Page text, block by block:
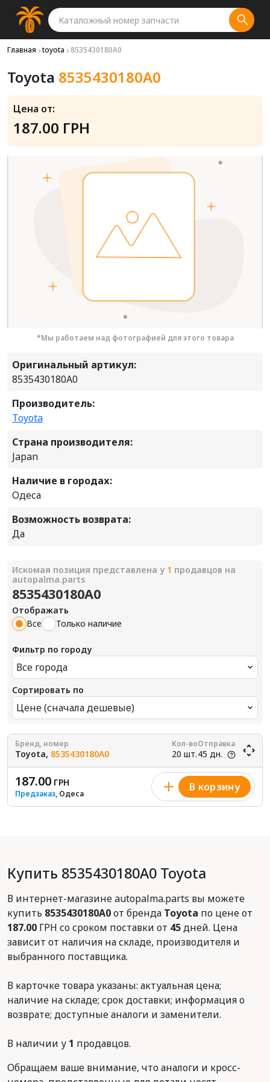
Главная toyota 8535430180A0
Toyota 8535430180A0
Цена от:
187.00 ГРН
*Мы работаем над фотографией для этого товара
Оригинальный артикул:
8535430180A0
Производитель:
Toyota
Страна производителя:
Japan
Наличие в городах:
Одеса
Возможность возврата:
Да
Искомая позиция представлена у 1 продавцов на
autopalma.parts
8535430180A0
Отображать
Все
Только наличие
Фильтр по городу
Все города
Сортировать по
Цене (сначала дешевые)
Бренд, номер
Toyota, 8535430180A0
Кол-во
20 шт.
Отправка
45 дн.
187.00 ГРН
Предзаказ, Одеса
В корзину
Купить 8535430180A0 Toyota
В интернет-магазине autopalma.parts вы можете
купить 8535430180A0от бренда Toyota по цене от
187.00 ГРН со сроком поставки от 45дней. Цена
зависит от наличия на складе, производителя и
выбранного поставщика.
В карточке товара указаны: актуальная цена;
наличие на складе; срок доставки; информация о
возврате; доступные аналоги и заменители.
В наличии у 1 продавцов.
Обращаем ваше внимание, что аналоги и кросс-